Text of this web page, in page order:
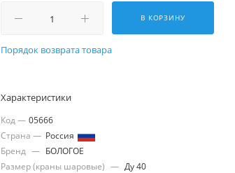
В КОРЗИНУ
Порядок возврата товара
Характеристики
Код — 05666
Страна — Россия
Бренд — БОЛОГОЕ
Размер (краны шаровые) — Ду 40